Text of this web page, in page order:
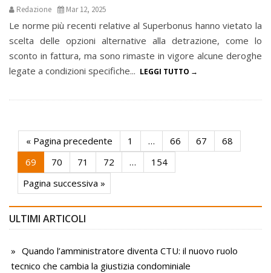
Redazione Mar 12, 2025
Le norme più recenti relative al Superbonus hanno vietato la
scelta delle opzioni alternative alla detrazione, come lo
sconto in fattura, ma sono rimaste in vigore alcune deroghe
legate a condizioni specifiche... LEGGI TUTTO
« Pagina precedente 1 … 66 67
68
69
70 71 72 …
154
Pagina successiva »
ULTIMI ARTICOLI
Quando l’amministratore diventa CTU: il nuovo ruolo
tecnico che cambia la giustizia condominiale